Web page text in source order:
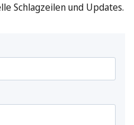
Schlagzeilen und Updates.